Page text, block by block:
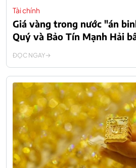
Tài chính
Giá vàng trong nước "án
Quý và Bảo Tín Mạnh Hải
ĐỌC NGAY